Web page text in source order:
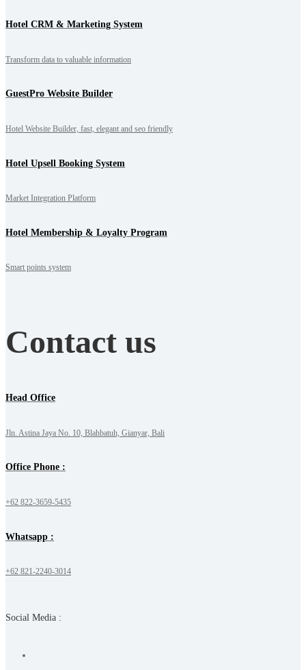
Hotel CRM & Marketing System
Transform data to valuable information
GuestPro Website Builder
Hotel Website Builder, fast, elegant and seo friendly
Hotel Upsell Booking System
Market Integration Platform
Hotel Membership & Loyalty Program
Smart points system
Contact us
Head Office
Jln. Astina Jaya No. 10, Blahbatuh, Gianyar, Bali
Office Phone :
+62 822-3659-5435
Whatsapp :
+62 821-2240-3014
Social Media :